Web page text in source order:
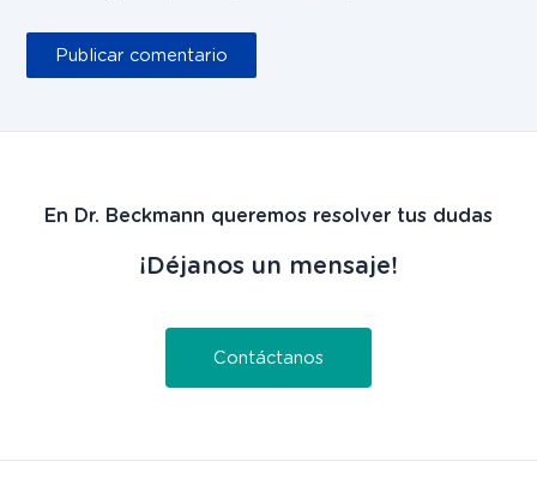
En Dr. Beckmann queremos resolver tus dudas
¡Déjanos un mensaje!
Contáctanos